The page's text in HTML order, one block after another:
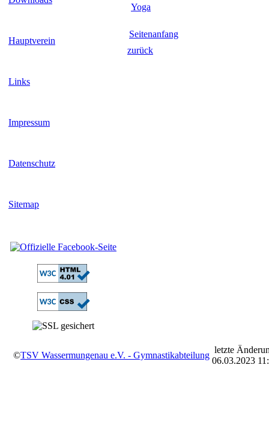
Hauptverein
Links
Impressum
Datenschutz
Sitemap
Yoga
Seitenanfang
zurück
©TSV Wassermungenau e.V. - Gymnastikabteilung
letzte
06.03.2023